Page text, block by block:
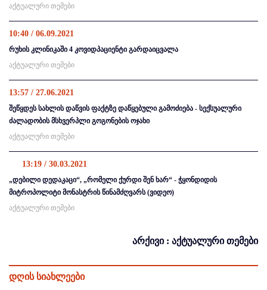
აქტუალური თემები
10:40 / 06.09.2021
რუხის კლინიკაში 4 კოვიდპაციენტი გარდაიცვალა
აქტუალური თემები
13:57 / 27.06.2021
შეწყდეს სახლის დაწვის ფაქტზე დაწყებული გამოძიება - სექსუალური
ძალადობის მსხვერპლი გოგონების ოჯახი
აქტუალური თემები
13:19 / 30.03.2021
„დებილი დედაკაცი“, „რომელი ქურდი შენ ხარ“ - ჭყონდიდის
მიტროპოლიტი მონასტრის წინამძღვარს (ვიდეო)
აქტუალური თემები
არქივი : აქტუალური თემები
დღის სიახლეები